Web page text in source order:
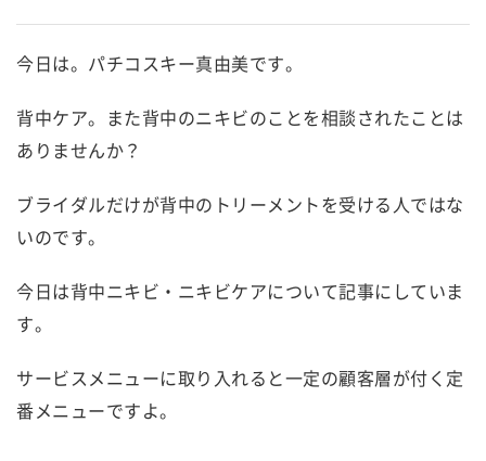
今日は。パチコスキー真由美です。
背中ケア。また背中のニキビのことを相談されたことは
ありませんか？
ブライダルだけが背中のトリーメントを受ける人ではな
いのです。
今日は背中ニキビ・ニキビケアについて記事にしていま
す。
サービスメニューに取り入れると一定の顧客層が付く定
番メニューですよ。